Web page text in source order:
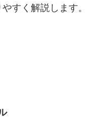
すく解説します。